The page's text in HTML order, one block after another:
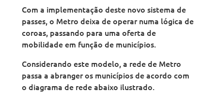
Com a implementação deste novo sistema de
passes, o Metro deixa de operar numa lógica de
coroas, passando para uma oferta de
mobilidade em função de municípios.
Considerando este modelo, a rede de Metro
passa a abranger os municípios de acordo com
o diagrama de rede abaixo ilustrado.